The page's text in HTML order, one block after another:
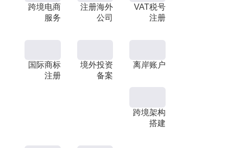
跨境电商
服务
注册海外
公司
VAT税号
注册
国际商标
注册
境外投资
备案
离岸账户
跨境架构
搭建